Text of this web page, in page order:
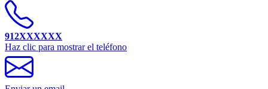
912XXXXXX
Haz clic para mostrar el teléfono